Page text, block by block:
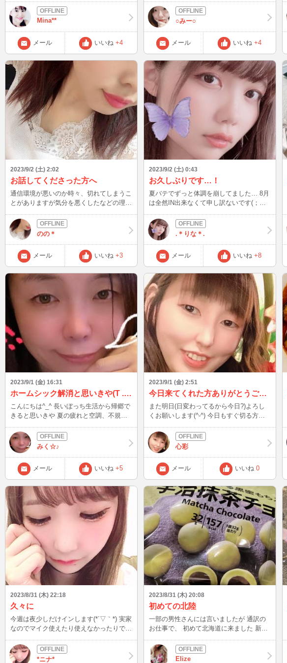
ってる 忘れたわけじゃないし、決して許
したわけでもない di sdegno e timor.→(魂
の)怒り、そして恐怖の ここまで書いてお
いてあれですが…。 実はこの作品、作曲
したのはモーツァルトじゃない。 が、現
在の通説です。(あいつ弟子いたから、弟
子が書いたんじゃないの？ by専門家)
1799年モーツァルトの死後、妻のコンス
タンツェが出版社に送ったから、この曲は
世に知られたんですけど…。(ナポレオン
がフランス政府にクーデター起こして、実
権握った年。これにより、フランス革命は
実質終了。) その後原本は紛失、証拠なく
なったからわかんないんですよね^^; とは
いえ生前作曲したなら、フランス革命直
前〜最中かなと想像できます。 この作品
に限らず、 バッハのメヌエットは、バッ
アはカッチーニが書いてない！ などな
ど、研究が進むと新たな事実が発覚するの
で、こう言うことがよくあるんですけ
ど…。 皆さん、ご存知でしたか？ この
ます、塩分もしっかり取りましょうね＾＾
次回予定:9/4(月)23:00〜04:50
パーで巻いて食べ、とても美味しかったで
す( ^ω^ ) 今週末は家族がいないので、こ
っそりインします。 どこに住んでるか
も、当ててみて下さいね！ ミナ
Mina**
メール いいね +4
○みー○
メール いいね +4
2023/9/2 (土) 2:02
お話してくださった方へ
通信環境が悪いのか時々、切れてしまうこ
とがありますが気分を悪くしたなどの理由
ん(´;ω;｀) また良ければ遊びにきてくださ
い♪楽しい時間一緒に過ごしたいですね💖
のの＊
メール いいね +3
2023/9/2 (土) 0:43
お久しぶりです…！
夏バテでずっと体調を崩してました… 8月
は全然IN出来なくて申し訳ないです(；；)
たちょくちょくIN出来ると思うので、私の
ことを見掛けたら一緒にお話して貰えると
嬉しいです☆ 主に週末の夜に居ます(*´∀｀
イクご希望でしたら聞いてくれたら使いま
す♪ 気軽にチャットで聞いてくださいね！
久しぶりにお話出来るの楽しみだなぁワク
ワク♪
.＊りな＊.
メール いいね +8
2023/9/1 (金) 16:31
ホームシック解消と思いきや(T . T)
こんにちは^_^ 長いぼっち生活から帰郷で
きると思いきや 夏の疲れと空調、不規則
い みくです(>_>) 皆さんはお体崩されて
ませんか？ くれぐれもご自愛くださいね
^_^ 体重激増も心配ではあります苦笑 喉痛
に効く方法教えてください^_^ 切実（ ; ;
） 元気になったらインしますね^_^
みく☆♪
メール いいね +5
2023/9/1 (金) 2:51
今日来てくれた方ありがとうございました(ꕤ ॑꒳ ॑*)ﾉ
また明日(日変わってるから今日?)よろし
くお願いします(^-^) 今日もすぐ切る方い
❓って聞いてくれればいいのにって思って
るんだけどね( ˘•ω•˘ ) 私のペースに合わせ
てくれる紳士居ないかなぁ？Oo｡.（´-`）
心彩
メール いいね 0
2023/8/31 (木) 22:18
久々に
今週は夜少しだけインします(*´▽｀*) 実家
なのでマイク使えたり使えなかったりで
味でやってるので、優しい人だけ・・・来
て欲しいな(/ω＼) 滅多にインしてません
*ニナ*
2023/8/31 (木) 20:08
初めての北陸
一部の男性さんには言いましたが 通訳の
お仕事で、 初めて北海道に来ました 新千
よくわからなくって 結局セブンで抹茶チ
ョコ買いました 北海道で食べたもの ジ
Elize